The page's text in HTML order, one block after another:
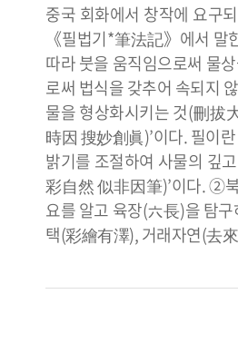
중국 회화에서 창작에 요구
《필법기*筆法記》에서 말
따라 붓을 움직임으로써 물
로써 법식을 갖추어 속되지
물을 형상화시키는 것(刪拔
時因 搜妙創眞)’이다. 필이
밝기를 조절하여 사물의 깊
彩自然 似非因筆)’이다. ②
요를 알고 육장(六長)을 탐
택(彩繪有澤), 거래자연(去